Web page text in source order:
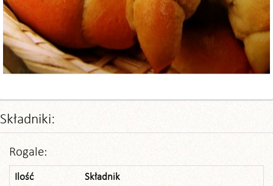
Składniki:
Rogale:
Ilość Składnik